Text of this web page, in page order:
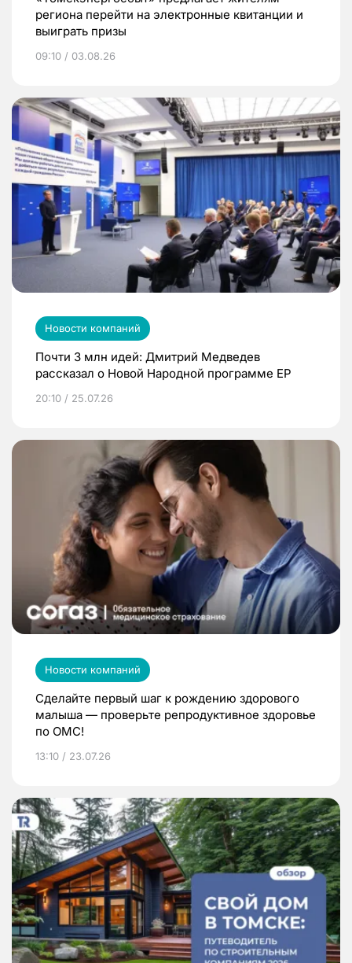
региона перейти на электронные квитанции и
выиграть призы
09:10 / 03.08.26
Новости компаний
Почти 3 млн идей: Дмитрий Медведев
рассказал о Новой Народной программе ЕР
20:10 / 25.07.26
Новости компаний
Сделайте первый шаг к рождению здорового
малыша — проверьте репродуктивное здоровье
по ОМС!
13:10 / 23.07.26